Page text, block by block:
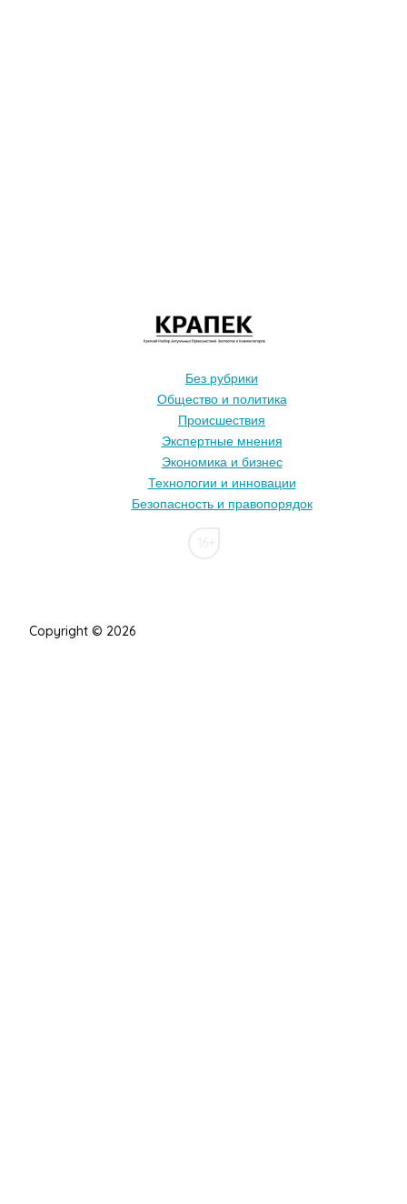
Без рубрики
Общество и политика
Происшествия
Экспертные мнения
Экономика и бизнес
Технологии и инновации
Безопасность и правопорядок
Copyright © 2026